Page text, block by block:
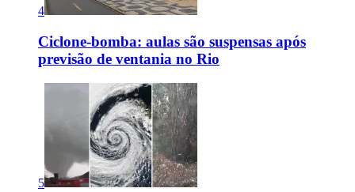
4
Ciclone-bomba: aulas são suspensas após
previsão de ventania no Rio
5